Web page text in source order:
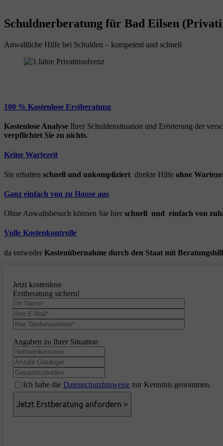
Schuldnerberatung für Bad Eilsen
Anwaltliche Hilfe bei Schulden – kompetent und schnell
100 % Kostenlose Erstberatung
Kostenlose Analyse Ihrer Schuldensituation und Erörterung der
verpflichtet Sie zu nichts.
Keine Wartezeit
Sie erhalten schnell und unkompliziert direkte Hilfe ohne
Ganz einfach von zu Hause aus
Ohne Anwaltsbesuch können Sie hier schnell und einfach von
Volle Kostenkontrolle
da entweder Kostenübernahme durch den Staat mit
Jetzt kostenlose
Erstberatung sichern!
Angaben zu Ihrer Situation
Ich habe die Datenschutzhinweise zur Kenntnis genommen.